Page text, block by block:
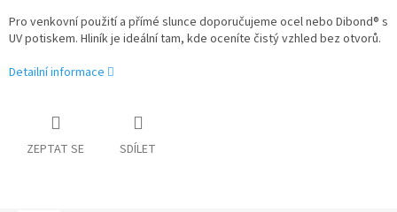
Pro venkovní použití a přímé slunce doporučujeme ocel nebo Dibond® s
UV potiskem. Hliník je ideální tam, kde oceníte čistý vzhled bez otvorů.
Detailní informace
ZEPTAT SE SDÍLET